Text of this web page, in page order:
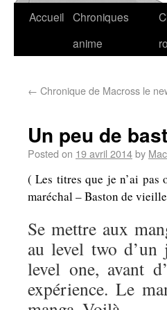
Accueil Chroniques
anime
← Chronique de Macross le
Un peu de
Posted on 19 avril 2014by
( Les titres que je n’ai pas
maréchal – Baston de
Se mettre aux
au level two
level one, avant
expérience. Le